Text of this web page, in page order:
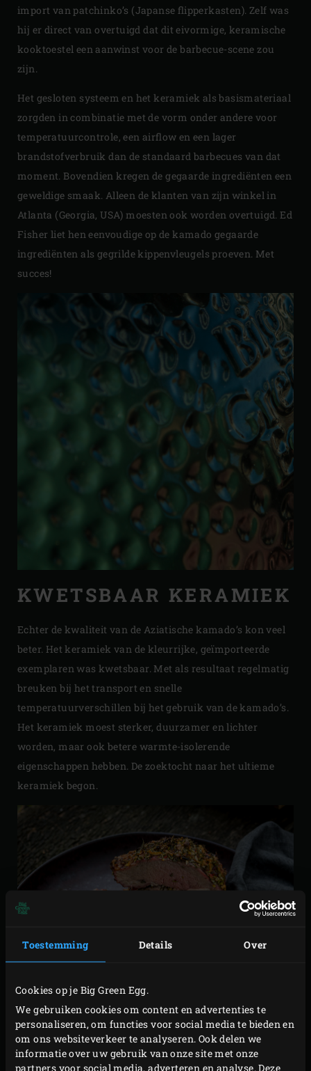
Toestemming Details Over
Cookies op je Big Green Egg.
We gebruiken cookies om content en advertenties te
personaliseren, om functies voor social media te bieden en
om ons websiteverkeer te analyseren. Ook delen we
informatie over uw gebruik van onze site met onze
partners voor social media, adverteren en analyse. Deze
import van patchinko’s (Japanse flipperkasten). Zelf was
hij er direct van overtuigd dat dit eivormige, keramische
kooktoestel een aanwinst voor de barbecue-scene zou
zijn.
Het gesloten systeem en het keramiek als basismateriaal
zorgden in combinatie met de vorm onder andere voor
temperatuurcontrole, een airflow en een lager
brandstofverbruik dan de standaard barbecues van dat
moment. Bovendien kregen de gegaarde ingrediënten een
geweldige smaak. Alleen de klanten van zijn winkel in
Atlanta (Georgia, USA) moesten ook worden overtuigd. Ed
Fisher liet hen eenvoudige op de kamado gegaarde
ingrediënten als gegrilde kippenvleugels proeven. Met
succes!
KWETSBAAR KERAMIEK
Echter de kwaliteit van de Aziatische kamado’s kon veel
beter. Het keramiek van de kleurrijke, geïmporteerde
exemplaren was kwetsbaar. Met als resultaat regelmatig
breuken bij het transport en snelle
temperatuurverschillen bij het gebruik van de kamado’s.
Het keramiek moest sterker, duurzamer en lichter
worden, maar ook betere warmte-isolerende
eigenschappen hebben. De zoektocht naar het ultieme
keramiek begon.